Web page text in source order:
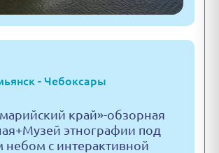
- Чебоксары
край»-обзорная
этнографии под
с интерактивной